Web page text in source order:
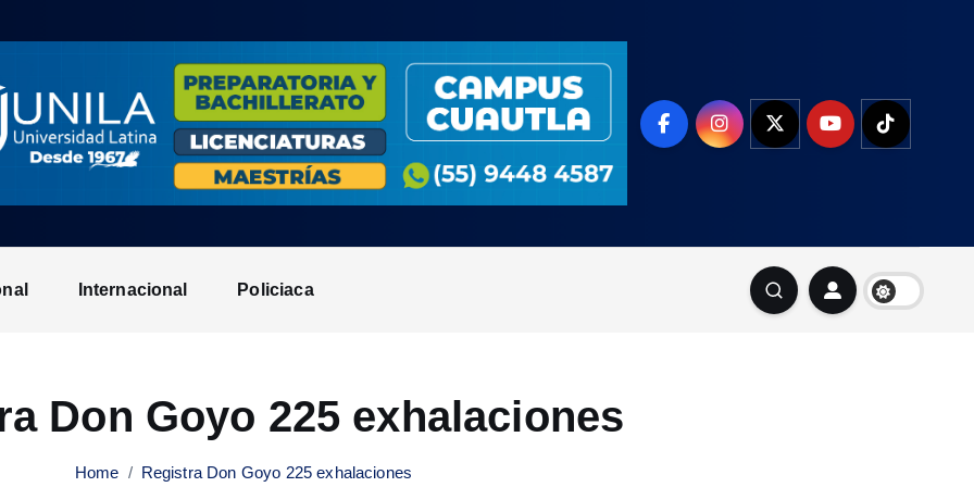
Internacional Policiaca
Don Goyo 225 exhalaciones
Home Registra Don Goyo 225 exhalaciones